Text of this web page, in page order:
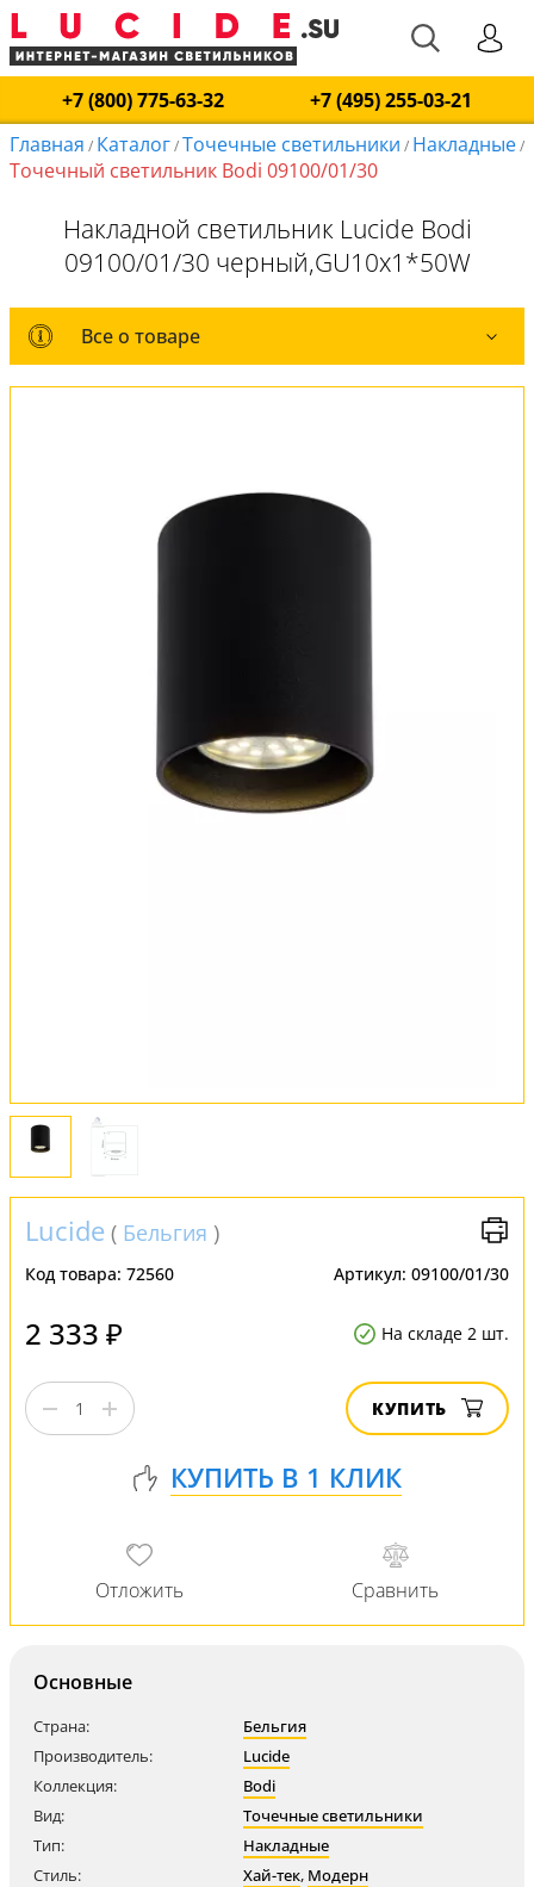
+7 (800) 775-63-32
+7 (495) 255-03-21
Главная / Каталог/Точечные светильники / Накладные/
Точечный светильник Bodi 09100/01/30
Накладной светильник Lucide Bodi
09100/01/30 черный,GU10x1*50W
Все о товаре
Все о товаре
Вся коллекция
Lucide ( Бельгия )
Код товара: 72560 Артикул: 09100/01/30
2 333 ₽ На складе 2 шт.
КУПИТЬ
Основные
Страна:
Бельгия
Производитель:
Lucide
Коллекция:
Bodi
Вид:
Точечные светильники
Тип:
Накладные
Стиль:
Хай-тек, Модерн